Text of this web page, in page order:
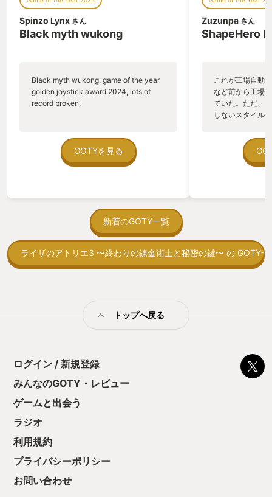
Spinzo Lynx さん
Black myth wukong
Black myth wukong, game of the year
golden joystick award 2024, lots of
record broken,
GOTYを見る
Zuzunpa さん
ShapeHero
これが工場自動
など前から工場
ていた。ただ、
しないスタイル
ていた。 ただ
在を知ってから
う。気になる。
トコンベアの配
ん！このゲーム
向けか？という
型のローグライ
をクリアしたら
う気持ちを揺る
新着のGOTY一覧
ライザのアトリエ3 〜終わりの錬金術士と秘密の鍵〜 の GOTY一
トップへ戻る
ログイン / 新規登録
みんなのGOTY・レビュー
ゲームと出会う
ラジオ
利用規約
プライバシーポリシー
お問い合わせ